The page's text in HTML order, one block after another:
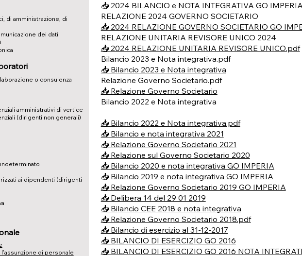
di amministrazione, di
dei dati
o consulenza
amministrativi di vertice
(dirigenti non generali)
ai dipendenti (dirigenti
di personale
📥 2024 BILANCIO e NOTA INTEGRATIVA GO
RELAZIONE 2024 GOVERNO SOCIETARIO
📥 2024 RELAZIONE GOVERNO SOCIETARIO GO
RELAZIONE UNITARIA REVISORE UNICO 2024
📥 2024 RELAZIONE UNITARIA REVISORE UNICO.pdf
Bilancio 2023 e Nota integrativa.pdf
📥 Bilancio 2023 e Nota integrativa
Relazione Governo Societario.pdf
📥 Relazione Governo Societario
Bilancio 2022 e Nota integrativa
📥 Bilancio 2022 e Nota integrativa.pdf
📥 Bilancio e nota integrativa 2021
📥 Relazione Governo Societario 2021
📥 Relazione sul Governo Societario 2020
📥 Bilancio 2020 e nota integrativa GO IMPERIA
📥 Bilancio 2019 e nota integrativa GO IMPERIA
📥 Relazione Governo Societario 2019 GO IMPERIA
📥 Delibera 14 del 29 01 2019
📥 Bilancio CEE 2018 e nota integrativa
📥 Relazione Governo Societario 2018.pdf
📥 Bilancio di esercizio al 31-12-2017
📥 BILANCIO DI ESERCIZIO GO 2016
📥 BILANCIO DI ESERCIZIO GO 2016 NOTA